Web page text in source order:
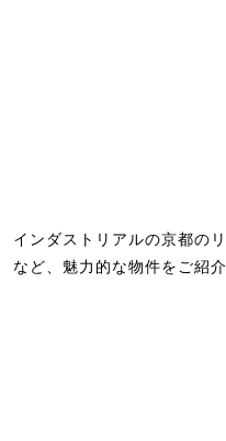
インダストリアルの京都の
など、魅力的な物件をご紹介